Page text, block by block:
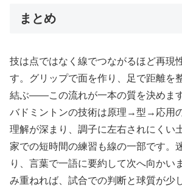
まとめ
技は点ではなく線でつながるほど再現
す。グリップで面を作り、足で距離を
結ぶ――この流れが一本の質を決めます
バドミントンの技術は原理→型→応用
理解が深まり、調子に左右されにくい
家での短時間の練習も線の一部です。
り、言葉で一語に要約して次へ向かい
み重ねれば、試合での判断と球質が少